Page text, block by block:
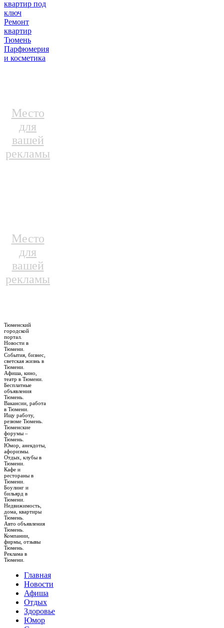
квартир под
ключ
Ремонт
квартир
Тюмень
Парфюмерия
и косметика
Место
для
вашей
рекламы
Место
для
вашей
рекламы
Тюменский
городской
портал.
Новости в
Тюмени.
События, бизнес,
светская жизнь в
Тюмени.
Афиша, кино,
театр в Тюмени.
Бесплатные
объявления
Тюмень.
Вакансии, работа
в Тюмени.
Ищу работу,
резюме Тюмень.
Тюменские
форумы –
Тюмень.
Юмор, анекдоты,
афоризмы.
Отдых, клубы в
Тюмени.
Кафе и
рестораны в
Тюмени.
Боулинг и
бильярд в
Тюмени.
Недвижимость,
дома, квартиры
Тюмень.
Авто объявления
Тюмень.
Компании,
фирмы, отзывы
Тюмень.
Реклама в
Тюмени.
Главная
Новости
Афиша
Отдых
Здоровье
Юмор